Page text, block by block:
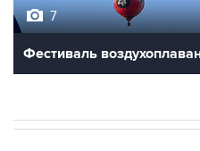
7
Фестиваль